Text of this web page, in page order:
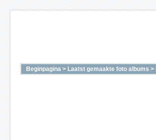
Beginpagina > Laatst gemaakte foto albums >